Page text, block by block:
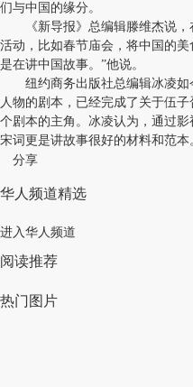
们与中国的缘分。
《新导报》总编辑滕维杰说，
活动，比如春节庙会，将中国的
是在讲中国故事。”他说。
纽约商务出版社总编辑冰凌如
人物的剧本，已经完成了关于伍
个剧本的主角。冰凌认为，通过
宋词更是讲故事很好的材料和范本
分享
华人频道精选
进入华人频道
阅读推荐
热门图片